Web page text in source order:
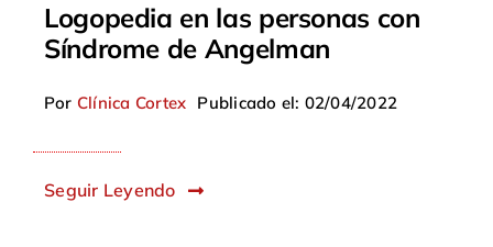
Logopedia en las personas con
Síndrome de Angelman
Por Clínica Cortex Publicado el: 02/04/2022
Seguir Leyendo